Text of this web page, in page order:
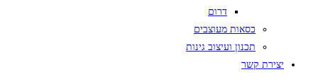
דרום
כסאות מעוצבים
תכנון ועיצוב גינות
יצירת קשר